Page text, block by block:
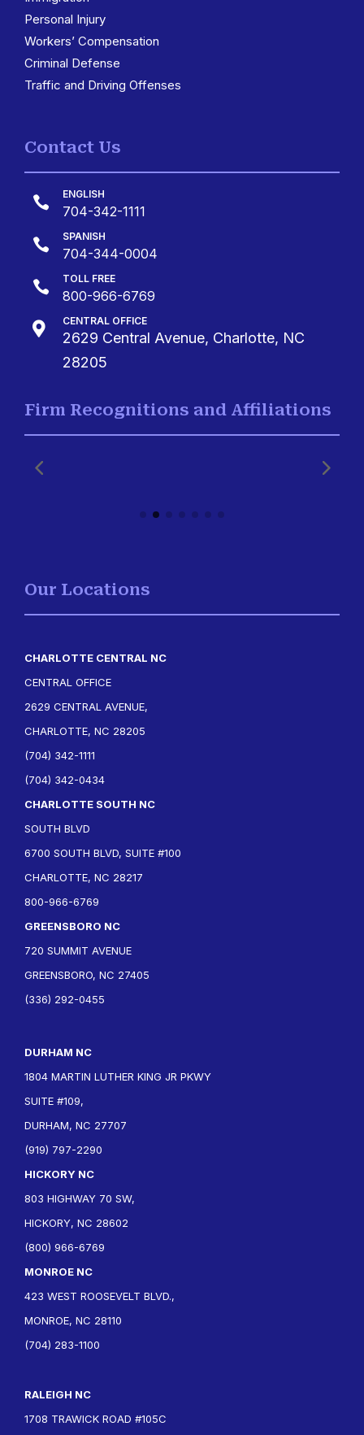
Personal Injury
Workers’ Compensation
Criminal Defense
Traffic and Driving Offenses
Contact Us
 ENGLISH
704-342-1111
 SPANISH
704-344-0004
 TOLL FREE
800-966-6769
 CENTRAL OFFICE
2629 Central Avenue, Charlotte, NC
28205
Firm Recognitions and Affiliations
Our Locations
CHARLOTTE CENTRAL NC
CENTRAL OFFICE
2629 CENTRAL AVENUE,
CHARLOTTE, NC 28205
(704) 342-1111
(704) 342-0434
CHARLOTTE SOUTH NC
SOUTH BLVD
6700 SOUTH BLVD, SUITE #100
CHARLOTTE, NC 28217
800-966-6769
GREENSBORO NC
720 SUMMIT AVENUE
GREENSBORO, NC 27405
(336) 292-0455
DURHAM NC
1804 MARTIN LUTHER KING JR PKWY
SUITE #109,
DURHAM, NC 27707
(919) 797-2290
HICKORY NC
803 HIGHWAY 70 SW,
HICKORY, NC 28602
(800) 966-6769
MONROE NC
423 WEST ROOSEVELT BLVD.,
MONROE, NC 28110
(704) 283-1100
RALEIGH NC
1708 TRAWICK ROAD #105C